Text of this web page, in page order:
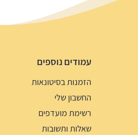
עמודים נוספים
הזמנות בסיטונאות
החשבון שלי
רשימת מועדפים
שאלות ותשובות